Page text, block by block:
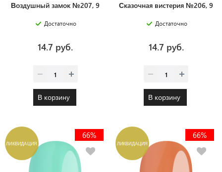
Воздушный замок №207, 9
Достаточно
14.7 руб.
В корзину
Сказочная вистерия №206, 9
Достаточно
14.7 руб.
В корзину
ЛИКВИДАЦИЯ
66%
ЛИКВИДАЦИЯ
66%